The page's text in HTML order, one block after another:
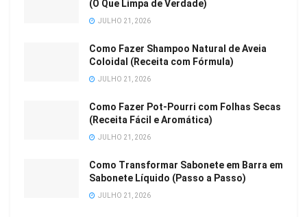
(O Que Limpa de Verdade)
JULHO 21, 2026
Como Fazer Shampoo Natural de Aveia
Coloidal (Receita com Fórmula)
JULHO 21, 2026
Como Fazer Pot-Pourri com Folhas Secas
(Receita Fácil e Aromática)
JULHO 21, 2026
Como Transformar Sabonete em Barra em
Sabonete Líquido (Passo a Passo)
JULHO 21, 2026